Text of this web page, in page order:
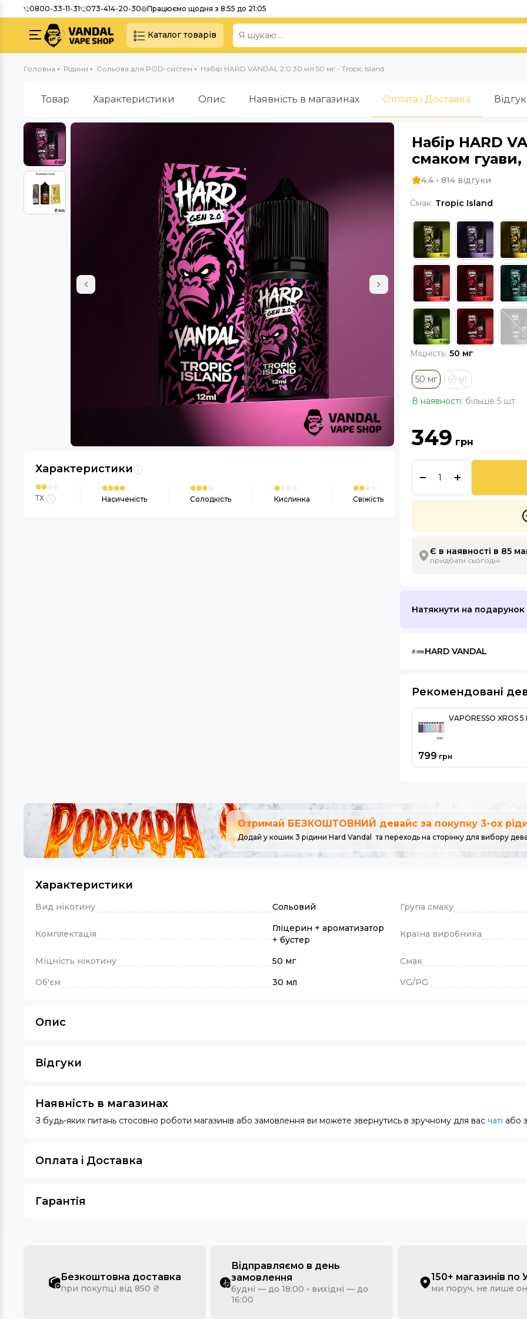
0800-33-11-31 073-414-20-30 Працюємо щодня з 8:55 до 21:05
Каталог товарів
Головна Рідини Сольова для POD-систем Набір HARD VANDAL 2.0 30 мл 50 мг - Tropic Island
Товар Характеристики Опис Наявність в магазинах Оплата i Доставка
Характеристики
ТХ Насиченість Солодкість Кислинка Свіжість
Набір HARD
смаком гуави,
4.4 • 814 відгуки
Смак: Tropic Island
Міцність: 50 мг
50 мг 65 мг
В наявності: більше 5 шт
349 грн
Є в наявності в 85
придбати сьогодні
Натякнути на подарунок
HARD VANDAL
Рекомендовані
VAPORESSO XROS 5
799 грн
Отримай БЕЗКОШТОВНИЙ девайс за покупку 3-ох
Додай у кошик 3 рідини Hard Vandal та переходь на сторінку для вибору
Характеристики
Вид нікотину Сольовий Група смаку
Комплектація
Гліцерин + ароматизатор
+ бустер
Країна виробника
Міцність нікотину 50 мг Смак
Об'єм
30 мл VG/PG
Опис
Відгуки
Наявність в магазинах
З будь-яких питань стосовно роботи магазинів або замовлення ви можете звернутись в зручному для вас чаті або
Оплата i Доставка
Гарантія
Безкоштовна доставка
при покупці від 850 ₴
Відправляємо в день
замовлення
будні — до 18:00 • вихідні — до
16:00
150+ магазинів по
ми поруч, не лише